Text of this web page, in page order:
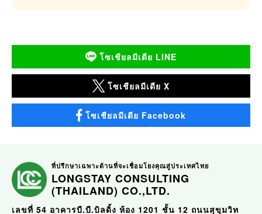
โซเชียลมีเดีย LINE
โซเชียลมีเดีย X
โซเชียลมีเดีย Facebook
ที่ปรึกษาเฉพาะด้านที่จะเชื่อมโยงคุณสู่ประเทศไทย
LONGSTAY CONSULTING
(THAILAND) CO.,LTD.
เลขที่ 54 อาคารบี.บี.บิลดิ้ง ห้อง 1201 ชั้น 12 ถนนสุขุมวิท